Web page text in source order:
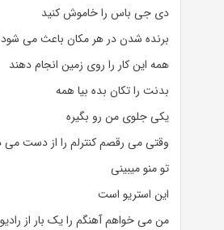
دی جی باس را خاموش کنید
برنده شدن در هر مکان باعث می
همه این کار را روی زمین انجام دهند
بدنت را تکان بده بیا همه
یکی جلوی من رو بگیره
وقتی می رقصم کنترلم را از دست
تو منو میبینی
این استریو است
من می خواهم آهنگم را یک بار از